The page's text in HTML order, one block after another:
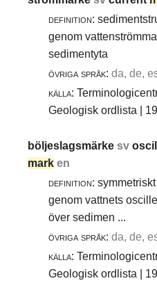
definition:
genom
sedimentyta
övriga språk: da, de,
källa:
Geologisk ordlista |
böljeslagsmärkesv
mark en
definition:
genom vattnets
över sedimen ...
övriga språk: da, de,
källa:
Geologisk ordlista |